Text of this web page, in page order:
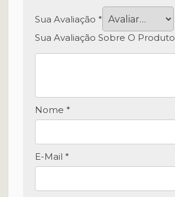
Sua Avaliação *
Sua Avaliação Sobre O Produto
Nome *
E-Mail *